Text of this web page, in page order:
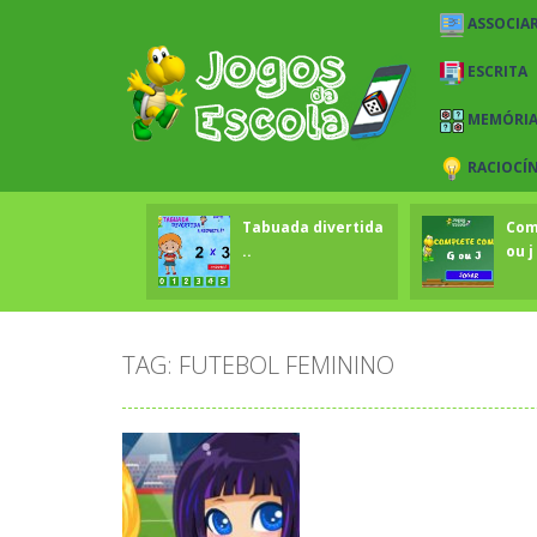
ESCRITA
MEMÓRIA
Tabuada divertida
..
ou j
TAG: FUTEBOL FEMININO